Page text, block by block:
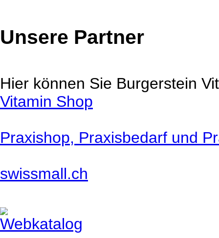
Unsere Partner
Hier können Sie Burgerstein
Vitamin Shop
Praxishop, Praxisbedarf und
swissmall.ch
Webkatalog